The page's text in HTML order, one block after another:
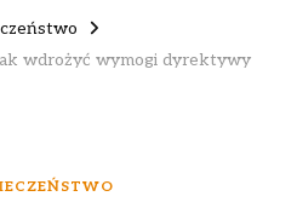
wdrożyć wymogi dyrektywy